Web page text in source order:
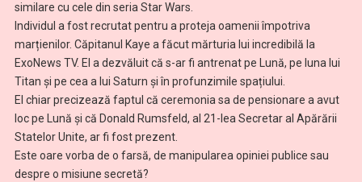
similare cu cele din seria Star Wars.
Individul a fost recrutat pentru a proteja oamenii împotriva
marțienilor. Căpitanul Kaye a făcut mărturia lui incredibilă la
ExoNews TV. El a dezvăluit că s-ar fi antrenat pe Lună, pe luna lui
Titan şi pe cea a lui Saturn și în profunzimile spațiului.
El chiar precizează faptul că ceremonia sa de pensionare a avut
loc pe Lună și că Donald Rumsfeld, al 21-lea Secretar al Apărării
Statelor Unite, ar fi fost prezent.
Este oare vorba de o farsă, de manipularea opiniei publice sau
despre o misiune secretă?